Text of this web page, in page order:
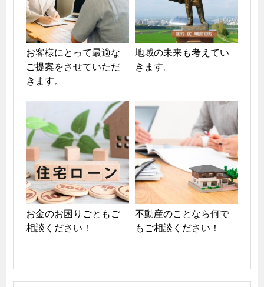
お客様にとって最適な
ご提案をさせていただ
きます。
地域の未来も考えてい
きます。
お金のお困りごともご
相談ください！
不動産のことなら何で
もご相談ください！